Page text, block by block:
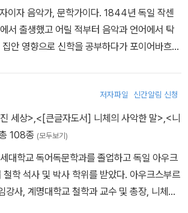
이자 음악가, 문학가이다. 1844년 독일 작센
서 출생했고 어릴 적부터 음악과 언어에서 탁
안 영향으로 신학을 공부하다가 포이어바흐와
미 명문대인 스위스 바젤대학교에 초빙될 만큼
년부터 스위스 바젤대학교에서 고전문헌학
년 건강이 악화되면서 교수직을 그만두었
활동에 매진했다. 겨울에는 따뜻한 이탈리아에
스위스에서 지내며 종교, 도덕 및 당대의 문화,
한 비평을 썼다. 그러던 중 1889년 초부터 정
저자파일 신간알림 신청
세상> <[큰글자도서] 니체의 사악한 말> <니
108종 (모두보기)
대학교 독어독문학과를 졸업하고 독일 아우크
학 석사 및 박사 학위를 받았다. 아우크스부르
강사, 계명대학교 철학과 교수 및 총장, 니체전